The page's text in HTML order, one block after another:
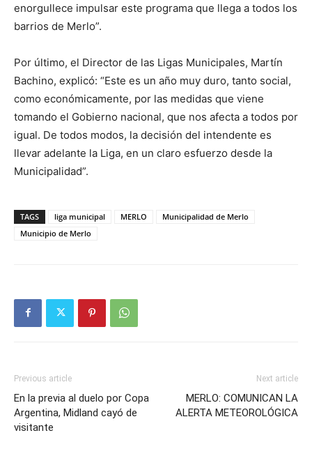
enorgullece impulsar este programa que llega a todos los
barrios de Merlo”.
Por último, el Director de las Ligas Municipales, Martín
Bachino, explicó: “Este es un año muy duro, tanto social,
como económicamente, por las medidas que viene
tomando el Gobierno nacional, que nos afecta a todos por
igual. De todos modos, la decisión del intendente es
llevar adelante la Liga, en un claro esfuerzo desde la
Municipalidad”.
TAGS liga municipal MERLO
Municipalidad de Merlo
Municipio de Merlo
Previous article
En la previa al duelo por Copa
Argentina, Midland cayó de
visitante
Next article
MERLO: COMUNICAN LA
ALERTA METEOROLÓGICA